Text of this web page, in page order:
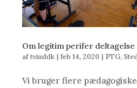
Om legitim perifer deltagelse
aftvinddk| feb 14, 2020 | PTG,
Vi bruger flere